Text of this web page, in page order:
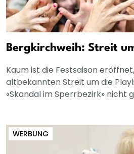
Bergkirchweih: Streit
Kaum ist die Festsaison
altbekannten Streit um die
«Skandal im Sperrbezirk» nicht
WERBUNG